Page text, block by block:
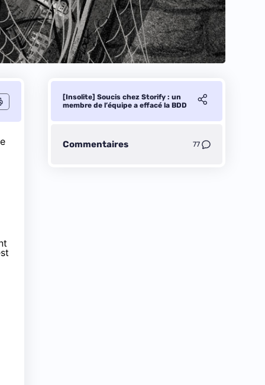
[Insolite] Soucis chez Storify : un
membre de l’équipe a effacé la BDD
Commentaires 77